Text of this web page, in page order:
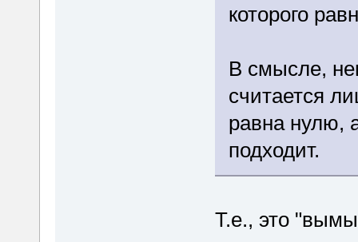
которого
В смысле,
считается
равна нулю,
подходит.
Т.е., это